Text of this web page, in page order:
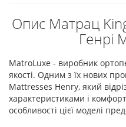
Опис Матрац
Генрі
MatroLuxe - виробник
якості. Одним з їх нових
Mattresses Henry, який
характеристиками і
особливості цієї моделі